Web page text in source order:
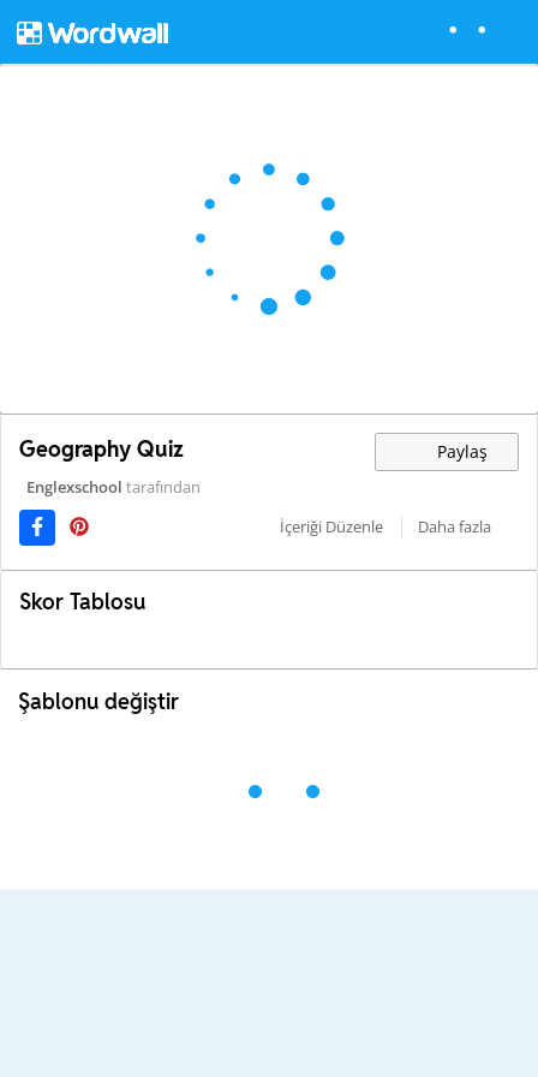
Geography Quiz Paylaş
Englexschool tarafından
İçeriği Düzenle
Daha fazla
Skor Tablosu
Şablonu değiştir